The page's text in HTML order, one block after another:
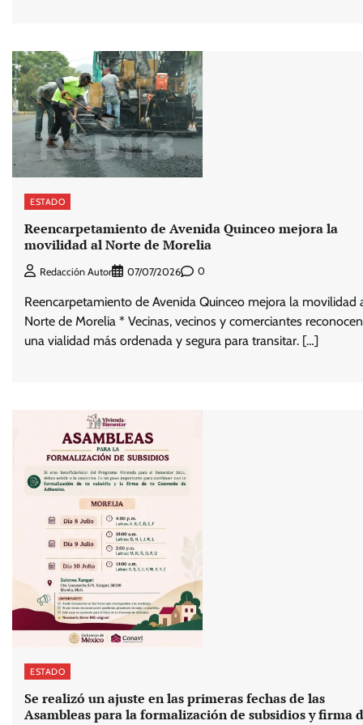
ESTADO
Reencarpetamiento de Avenida Quinceo mejora la
movilidad al Norte de Morelia
Redacción Autor 07/07/2026 0
Reencarpetamiento de Avenida Quinceo mejora la movilidad
Norte de Morelia * Vecinas, vecinos y comerciantes reconocen
una vialidad más ordenada y segura para transitar. […]
ESTADO
Se realizó un ajuste en las primeras fechas de las
Asambleas para la formalización de subsidios y firma